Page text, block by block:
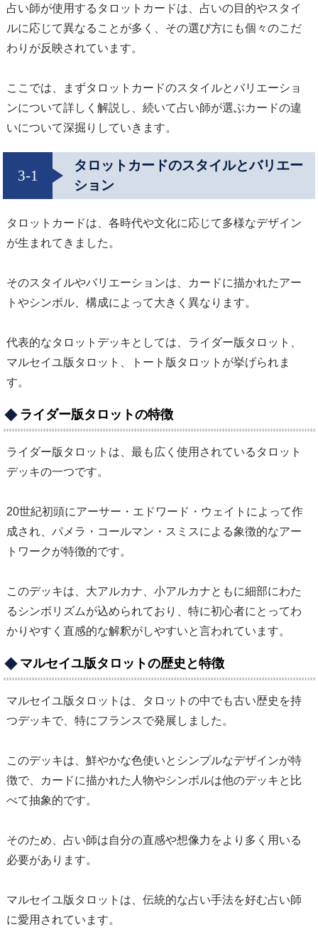
占い師が使用するタロットカードは、占いの目的やスタイ
ルに応じて異なることが多く、その選び方にも個々のこだ
わりが反映されています。
ここでは、まずタロットカードのスタイルとバリエーショ
ンについて詳しく解説し、続いて占い師が選ぶカードの違
いについて深掘りしていきます。
3-1
タロットカードのスタイルとバリエー
ション
タロットカードは、各時代や文化に応じて多様なデザイン
が生まれてきました。
そのスタイルやバリエーションは、カードに描かれたアー
トやシンボル、構成によって大きく異なります。
代表的なタロットデッキとしては、ライダー版タロット、
マルセイユ版タロット、トート版タロットが挙げられま
す。
ライダー版タロットの特徴
ライダー版タロットは、最も広く使用されているタロット
デッキの一つです。
20世紀初頭にアーサー・エドワード・ウェイトによって作
成され、パメラ・コールマン・スミスによる象徴的なアー
トワークが特徴的です。
このデッキは、大アルカナ、小アルカナともに細部にわた
るシンボリズムが込められており、特に初心者にとってわ
かりやすく直感的な解釈がしやすいと言われています。
マルセイユ版タロットの歴史と特徴
マルセイユ版タロットは、タロットの中でも古い歴史を持
つデッキで、特にフランスで発展しました。
このデッキは、鮮やかな色使いとシンプルなデザインが特
徴で、カードに描かれた人物やシンボルは他のデッキと比
べて抽象的です。
そのため、占い師は自分の直感や想像力をより多く用いる
必要があります。
マルセイユ版タロットは、伝統的な占い手法を好む占い師
に愛用されています。